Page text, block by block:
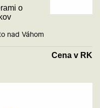
o
nad Váhom
Cena v RK